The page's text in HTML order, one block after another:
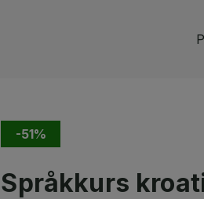
-51%
Språkkurs